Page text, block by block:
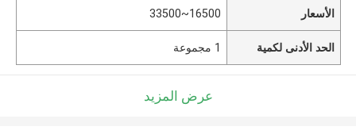
الأسعار 16500~33500
الحد الأدنى لكمية 1 مجموعة
عرض المزيد